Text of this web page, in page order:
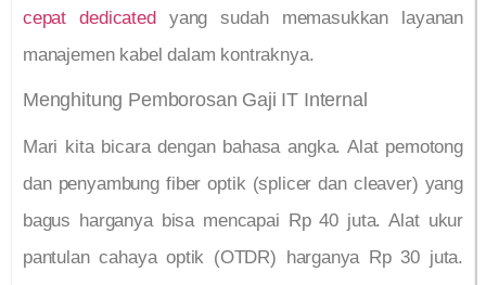
cepat dedicatedyang sudah memasukkan layanan
manajemen kabel dalam kontraknya.
Menghitung Pemborosan Gaji IT Internal
Mari kita bicara dengan bahasa angka. Alat pemotong
dan penyambung fiber optik (splicer dan cleaver) yang
bagus harganya bisa mencapai Rp 40 juta. Alat ukur
pantulan cahaya optik (OTDR) harganya Rp 30 juta.